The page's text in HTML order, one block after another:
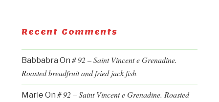
Recent Comments
Babbabra On # 92 – Saint Vincent e Grenadine.
Roasted breadfruit and fried jack fish
Marie On # 92 – Saint Vincent e Grenadine. Roasted